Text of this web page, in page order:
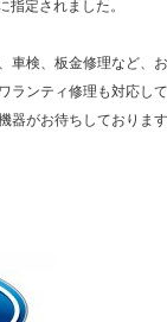
指定されました。
車検、板金修理など、
ランティ修理も対応し
器がお待ちしておりま